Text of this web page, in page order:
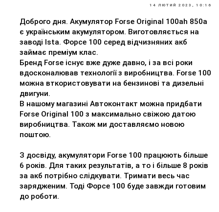
14 ЛЮТИЙ 2023, 10:16
Доброго дня. Акумулятор Forse Original 100ah 850a
є українським акумулятором. Виготовляється на
заводі Ista. Форсе 100 серед відчизняних акб
займає преміум клас.
Бренд Forse існує вже дуже давно, і за всі роки
вдосконалював технології з виробництва. Forse 100
можна вткористовувати на бензинові та дизельні
двигуни.
В нашому магазині Автоконтакт можна придбати
Forse Original 100 з максимально свіжою датою
виробництва. Також ми доставляємо новою
поштою.
З досвіду, акумулятори Forse 100 працюють більше
6 років. Для таких результатів, а то і більше 8 років
за акб потрібно слідкувати. Тримати весь час
зарядженим. Тоді Форсе 100 буде завжди готовим
до роботи.